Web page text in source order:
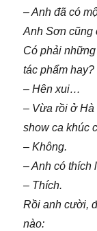
– Anh đã có
Anh Sơn cũng
Có phải
tác phẩm hay?
– Hên xui…
– Vừa rồi ở Hà
show ca khúc
– Không.
– Anh có thích
– Thích.
Rồi anh cười,
nào: